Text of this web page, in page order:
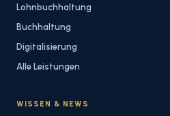
Lohnbuchhaltung
Buchhaltung
Digitalisierung
Alle Leistungen
WISSEN & NEWS